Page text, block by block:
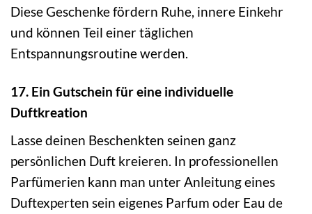
Diese Geschenke fördern Ruhe, innere Einkehr
und können Teil einer täglichen
Entspannungsroutine werden.
17. Ein Gutschein für eine individuelle
Duftkreation
Lasse deinen Beschenkten seinen ganz
persönlichen Duft kreieren. In professionellen
Parfümerien kann man unter Anleitung eines
Duftexperten sein eigenes Parfum oder Eau de